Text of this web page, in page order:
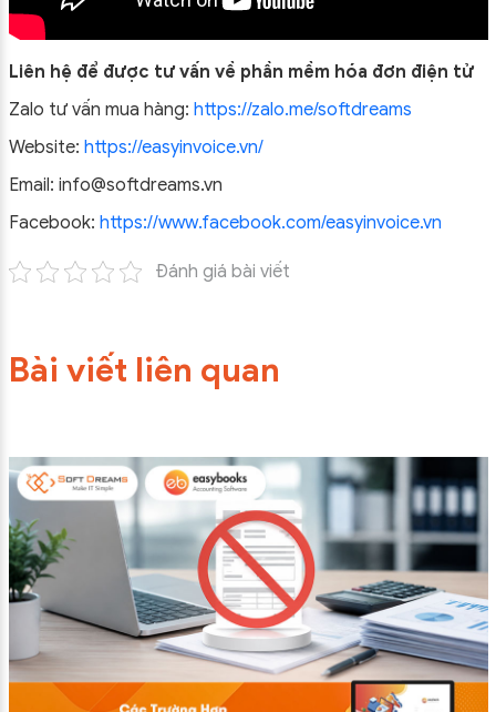
Liên hệ để được tư vấn về phần mềm hóa đơn điện tử
Zalo tư vấn mua hàng: https://zalo.me/softdreams
Website: https://easyinvoice.vn/
Email: info@softdreams.vn
Facebook: https://www.facebook.com/easyinvoice.vn
Đánh giá bài viết
Bài viết liên quan